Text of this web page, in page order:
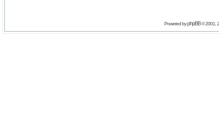
Powered byphpBB© 2001,